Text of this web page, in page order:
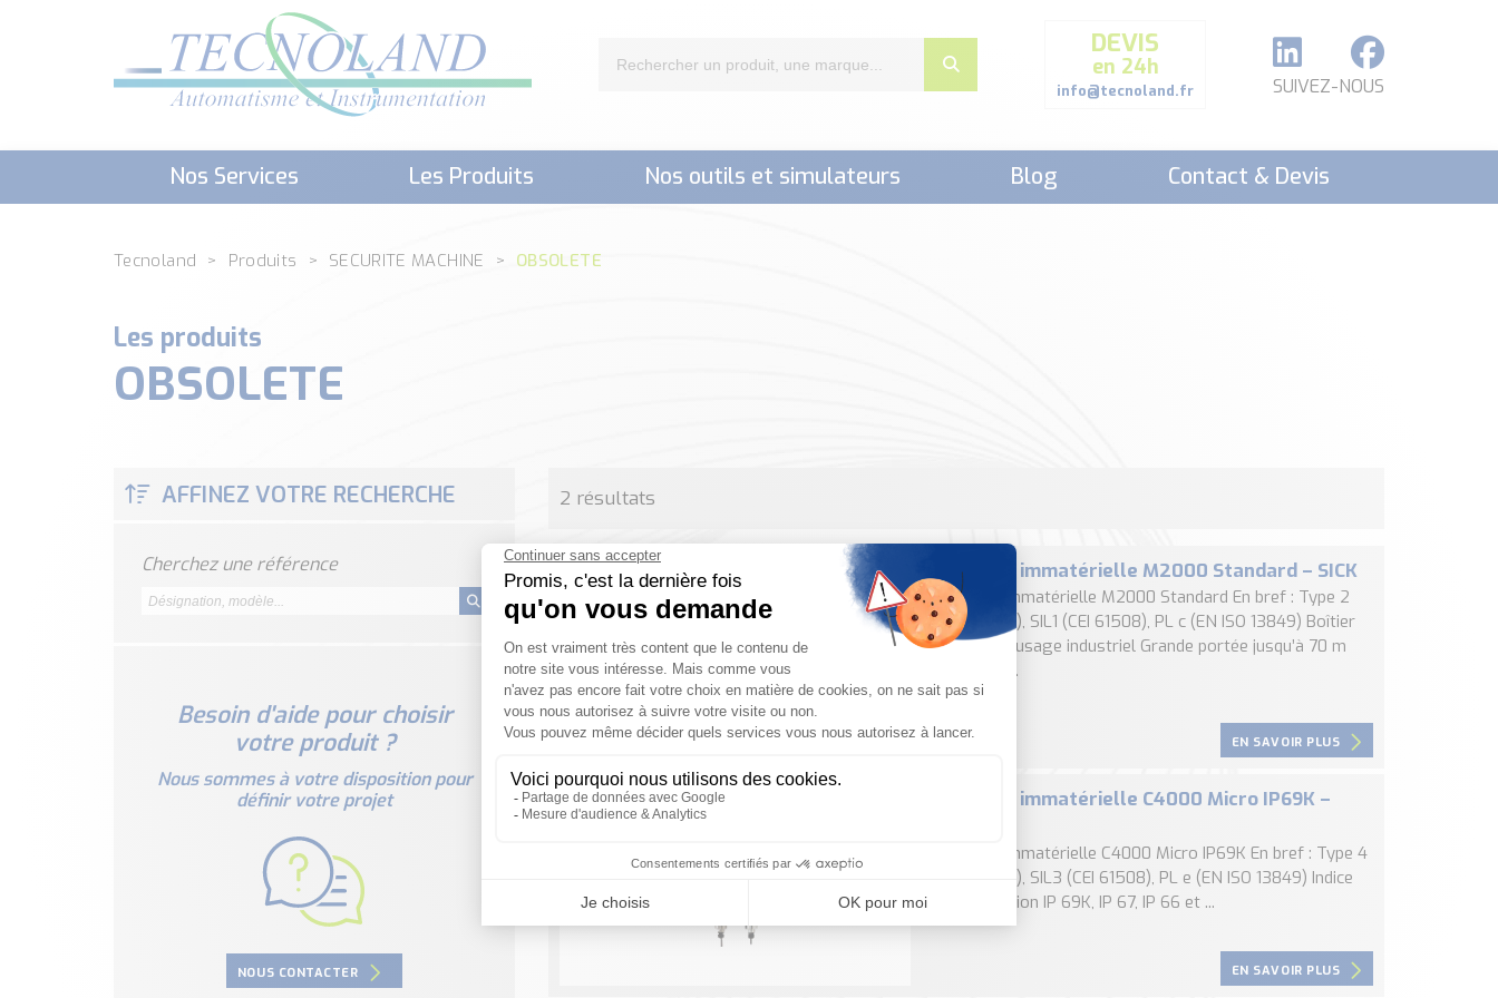
DEVIS
en 24h
info@tecnoland.fr SUIVEZ-NOUS
Nos Services Les Produits Nos outils et simulateurs Blog Contact & Devis
Tecnoland Produits SECURITE MACHINE OBSOLETE
Les produits
OBSOLETE
AFFINEZ VOTRE RECHERCHE
Cherchez une référence
Besoin d'aide pour choisir
votre produit ?
Nous sommes à votre disposition pour
définir votre projet
NOUS CONTACTER
2 résultats
Barrière immatérielle M2000 Standard – SICK
Barrière immatérielle M2000 Standard En bref : Type 2
(CEI 61496), SIL1 (CEI 61508), PL c (EN ISO 13849) Boîtier
robuste à usage industriel Grande portée jusqu’à 70 m
Contrôle ...
EN SAVOIR PLUS
Barrière immatérielle C4000 Micro IP69K –
Barrière immatérielle C4000 Micro IP69K En bref : Type 4
(CEI 61496), SIL3 (CEI 61508), PL e (EN ISO 13849) Indice
de protection IP 69K, IP 67, IP 66 et ...
EN SAVOIR PLUS